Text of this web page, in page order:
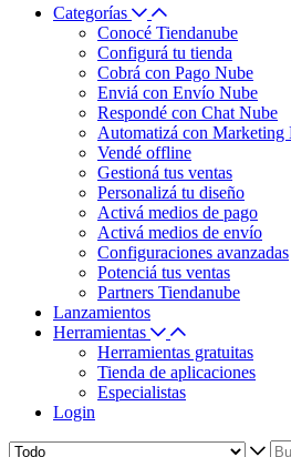
Categorías
Conocé Tiendanube
Configurá tu tienda
Cobrá con Pago Nube
Enviá con Envío Nube
Respondé con Chat Nube
Automatizá con Marketing
Vendé offline
Gestioná tus ventas
Personalizá tu diseño
Activá medios de pago
Activá medios de envío
Configuraciones avanzadas
Potenciá tus ventas
Partners Tiendanube
Lanzamientos
Herramientas
Herramientas gratuitas
Tienda de aplicaciones
Especialistas
Login